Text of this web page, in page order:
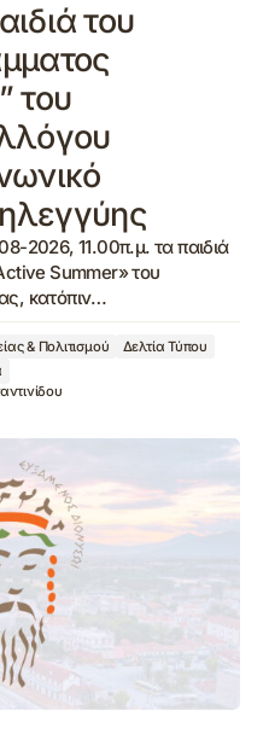
του
του
2026, 11.00π.μ. τα παιδιά
Summer» του
κατόπιν…
& Πολιτισμού
Δελτία Τύπου